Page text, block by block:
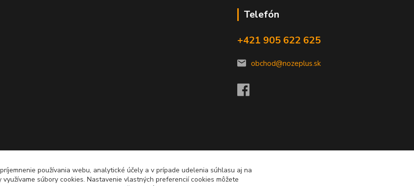
Telefón
+421 905 622 625
obchod@nozeplus.sk
používania webu, analytické účely a v prípade udelenia súhlasu aj na
súbory cookies. Nastavenie vlastných preferencií cookies môžete